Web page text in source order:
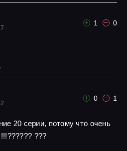
1 0
0 1
20 серии, потому что очень
???